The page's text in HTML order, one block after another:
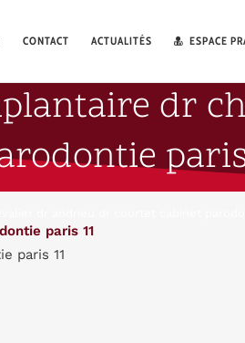
CONTACT ACTUALITÉS ESPACE
dr
paris
paris 11